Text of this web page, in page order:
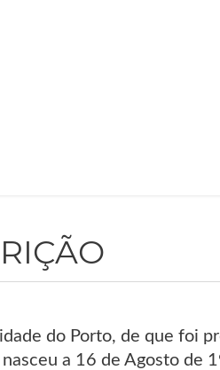
do Porto, de que foi
a 16 de Agosto de